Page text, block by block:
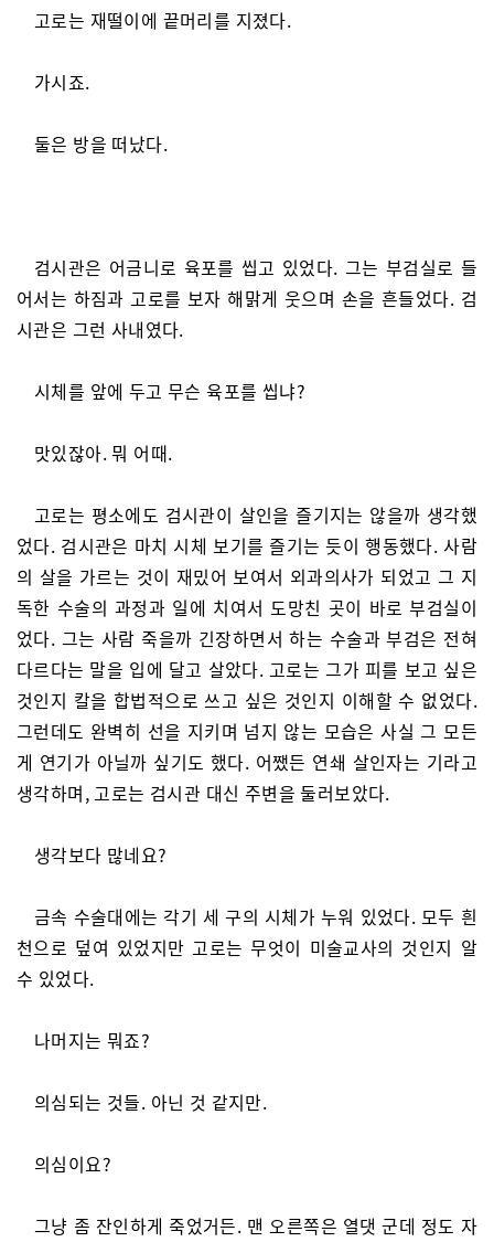
고로는 재떨이에 끝머리를 지졌다.
가시죠.
둘은 방을 떠났다.
검시관은 어금니로 육포를 씹고 있었다. 그는 부검실로 들
어서는 하짐과 고로를 보자 해맑게 웃으며 손을 흔들었다. 검
시관은 그런 사내였다.
시체를 앞에 두고 무슨 육포를 씹냐?
맛있잖아. 뭐 어때.
고로는 평소에도 검시관이 살인을 즐기지는 않을까 생각했
었다. 검시관은 마치 시체 보기를 즐기는 듯이 행동했다. 사람
의 살을 가르는 것이 재밌어 보여서 외과의사가 되었고 그 지
독한 수술의 과정과 일에 치여서 도망친 곳이 바로 부검실이
었다. 그는 사람 죽을까 긴장하면서 하는 수술과 부검은 전혀
다르다는 말을 입에 달고 살았다. 고로는 그가 피를 보고 싶은
것인지 칼을 합법적으로 쓰고 싶은 것인지 이해할 수 없었다.
그런데도 완벽히 선을 지키며 넘지 않는 모습은 사실 그 모든
게 연기가 아닐까 싶기도 했다. 어쨌든 연쇄 살인자는 기라고
생각하며, 고로는 검시관 대신 주변을 둘러보았다.
생각보다 많네요?
금속 수술대에는 각기 세 구의 시체가 누워 있었다. 모두 흰
천으로 덮여 있었지만 고로는 무엇이 미술교사의 것인지 알
수 있었다.
나머지는 뭐죠?
의심되는 것들. 아닌 것 같지만.
의심이요?
그냥 좀 잔인하게 죽었거든. 맨 오른쪽은 열댓 군데 정도 자